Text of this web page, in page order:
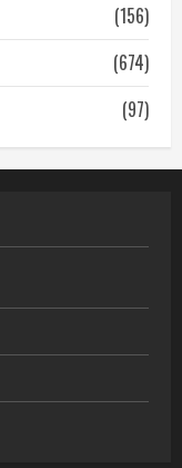
(156)
(674)
(97)